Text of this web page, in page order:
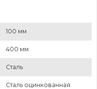
100 мм
400 мм
Сталь
Сталь оцинкованная